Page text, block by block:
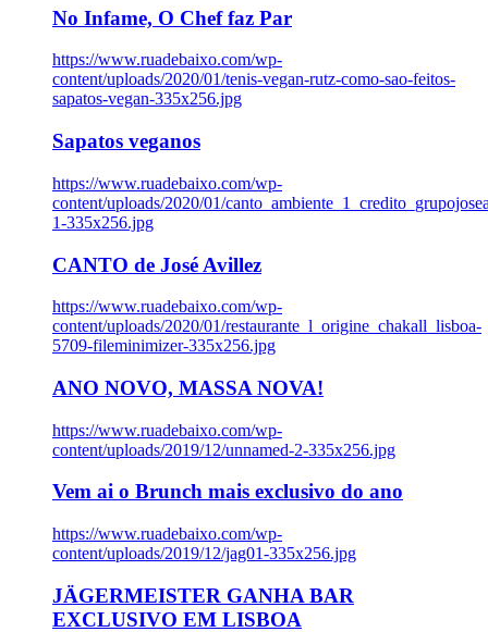
No Infame, O Chef faz Par
https://www.ruadebaixo.com/wp-
content/uploads/2020/01/tenis-vegan-rutz-como-sao-feitos-
sapatos-vegan-335x256.jpg
Sapatos veganos
https://www.ruadebaixo.com/wp-
content/uploads/2020/01/
1-335x256.jpg
CANTO de José Avillez
https://www.ruadebaixo.com/wp-
content/uploads/2020/01/restaurante_l_origine_chakall_lisboa-
5709-fileminimizer-335x256.jpg
ANO NOVO, MASSA NOVA!
https://www.ruadebaixo.com/wp-
content/uploads/2019/12/unnamed-2-335x256.jpg
Vem ai o Brunch mais exclusivo do ano
https://www.ruadebaixo.com/wp-
content/uploads/2019/12/jag01-335x256.jpg
JÄGERMEISTER GANHA BAR
EXCLUSIVO EM LISBOA